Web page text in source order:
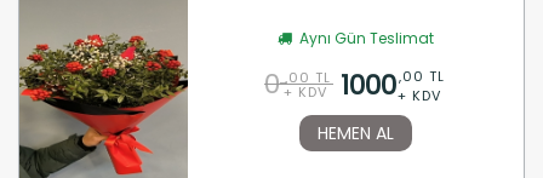
Aynı Gün Teslimat
0 ,00 TL
+ KDV 1000,00 TL
+ KDV
HEMEN AL